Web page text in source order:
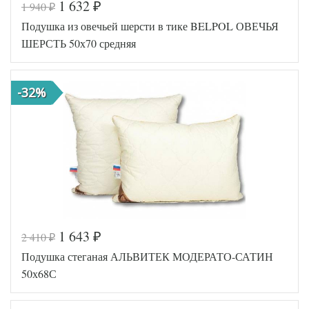
Код товара
547-311
Артикул
BP4607145
Плотность
Средняя
Размер
подушки
50х68
Наполнитель
шерсть /
Полиэфир
Тик
Производитель
Belpol
(Россия)
Код товара
547-314
Артикул
BP4607
Плотность
Средняя
1 940₽ 1 632 ₽
Подушка из овечьей шерсти в тике BELPOL ОВЕЧЬЯ
ШЕРСТЬ 50х70 средняя
-32%
2 410₽ 1 643 ₽
Подушка стеганая АЛЬВИТЕК МОДЕРАТО-САТИН
50х68С